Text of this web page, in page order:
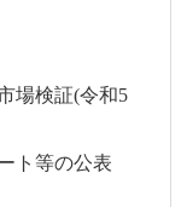
場検証(令和5
等の公表